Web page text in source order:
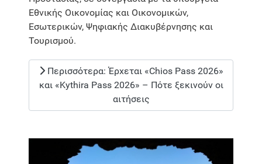
Εθνικής Οικονομίας και Οικονομικών,
Εσωτερικών, Ψηφιακής Διακυβέρνησης και
Τουρισμού.
Περισσότερα: Έρχεται «Chios Pass 2026»
και «Kythira Pass 2026» – Πότε ξεκινούν οι
αιτήσεις